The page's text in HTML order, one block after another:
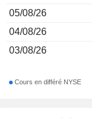
05/08/26
04/08/26
03/08/26
Cours en différé NYSE